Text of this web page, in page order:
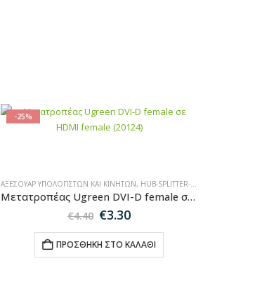
-25%
ΑΞΕΣΟΥΆΡ ΥΠΟΛΟΓΙΣΤΏΝ ΚΑΙ ΚΙΝΗΤΏΝ, HUB-SPLITTER-ADAPTER
Μετατροπέας Ugreen DVI-D female σε HDMI female (20124)
€4.40 Original
was:
€4.40.
€3.30Η
τιμή
είναι:
ΠΡΟΣΘΉΚΗ ΣΤΟ ΚΑΛΆΘΙ